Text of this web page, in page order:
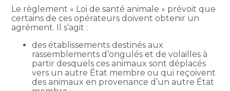
Le règlement « Loi de santé animale » prévoit que
certains de ces opérateurs doivent obtenir un
agrément. Il s’agit :
des établissements destinés aux
rassemblements d’ongulés et de volailles à
partir desquels ces animaux sont déplacés
vers un autre État membre ou qui reçoivent
des animaux en provenance d’un autre État